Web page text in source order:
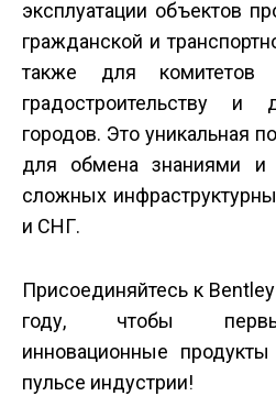
эксплуатации объектов
гражданской и
также для комитетов
градостроительству и
городов. Это уникальная
для обмена знаниями и
сложных
и СНГ.
Присоединяйтесь к
году, чтобы
инновационные
пульсе индустрии!